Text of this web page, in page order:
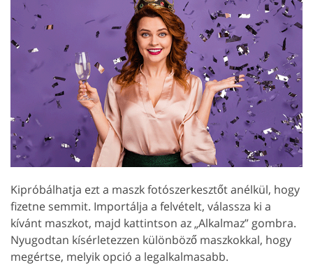
Kipróbálhatja ezt a maszk fotószerkesztőt anélkül, hogy
fizetne semmit. Importálja a felvételt, válassza ki a
kívánt maszkot, majd kattintson az „Alkalmaz” gombra.
Nyugodtan kísérletezzen különböző maszkokkal, hogy
megértse, melyik opció a legalkalmasabb.